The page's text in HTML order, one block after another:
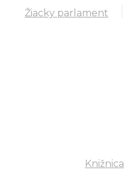
Žiacky parlament
Knižnica